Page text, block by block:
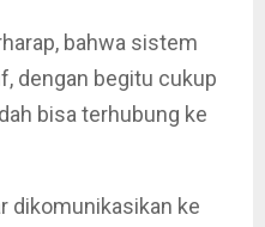
bahwa sistem
dengan begitu cukup
bisa terhubung ke
dikomunikasikan ke